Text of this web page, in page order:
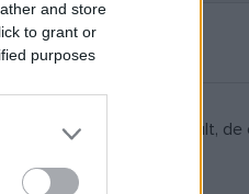
and store
to grant or
purposes
között 5 ilyen autó készült, de